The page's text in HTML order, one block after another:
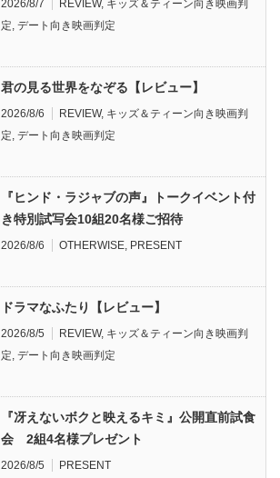
2026/8/7 REVIEW, キッズ＆ティーン向き映画判
定 デート向き映画判定
君の見る世界をなぞる【レビュー】
2026/8/6 REVIEW, キッズ＆ティーン向き映画判
定 デート向き映画判定
『ヒンド・ラジャブの声』トークイベント付
き特別試写会10組20名様ご招待
2026/8/6 OTHERWISE PRESENT
ドラマなふたり【レビュー】
2026/8/5 REVIEW, キッズ＆ティーン向き映画判
定 デート向き映画判定
『冴えないボクと映えるキミ』公開直前試食
会 2組4名様プレゼント
2026/8/5 PRESENT